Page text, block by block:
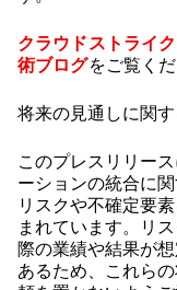
クラウドストライ
術ブログをご覧くだ
将来の見通しに関
このプレスリリー
ーションの統合に
リスクや不確定要
まれています。リ
際の業績や結果が
あるため、これら